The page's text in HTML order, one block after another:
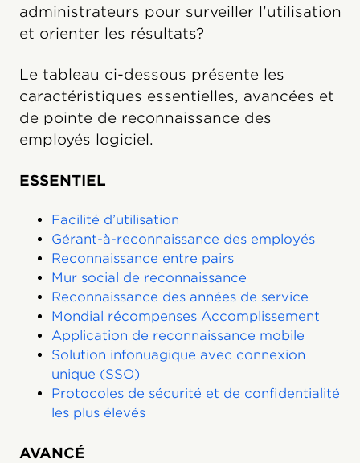
administrateurs pour surveiller l’utilisation
et orienter les résultats?
Le tableau ci-dessous présente les
caractéristiques essentielles, avancées et
de pointe de reconnaissance des
employés logiciel.
ESSENTIEL
Facilité d’utilisation
Gérant-à-reconnaissance des employés
Reconnaissance entre pairs
Mur social de reconnaissance
Reconnaissance des années de service
Mondial récompenses Accomplissement
Application de reconnaissance mobile
Solution infonuagique avec connexion
unique (SSO)
Protocoles de sécurité et de confidentialité
les plus élevés
AVANCÉ